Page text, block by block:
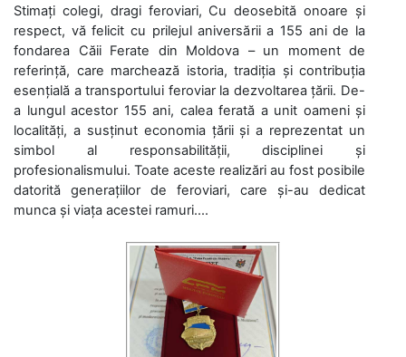
Stimați colegi, dragi feroviari, Cu deosebită onoare și
respect, vă felicit cu prilejul aniversării a 155 ani de la
fondarea Căii Ferate din Moldova – un moment de
referință, care marchează istoria, tradiția și contribuția
esențială a transportului feroviar la dezvoltarea țării. De-
a lungul acestor 155 ani, calea ferată a unit oameni și
localități, a susținut economia țării și a reprezentat un
simbol al responsabilității, disciplinei și
profesionalismului. Toate aceste realizări au fost posibile
datorită generațiilor de feroviari, care și-au dedicat
munca și viața acestei ramuri....